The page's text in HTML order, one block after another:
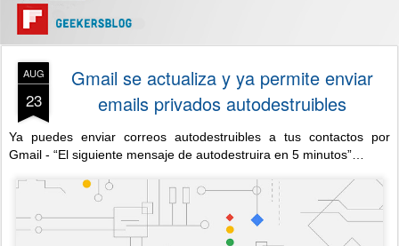
AUG
23
Gmail se actualiza y ya permite enviar
emails privados autodestruibles
Ya puedes enviar correos autodestruibles a tus contactos por
Gmail - “El siguiente mensaje de autodestruira en 5 minutos”…